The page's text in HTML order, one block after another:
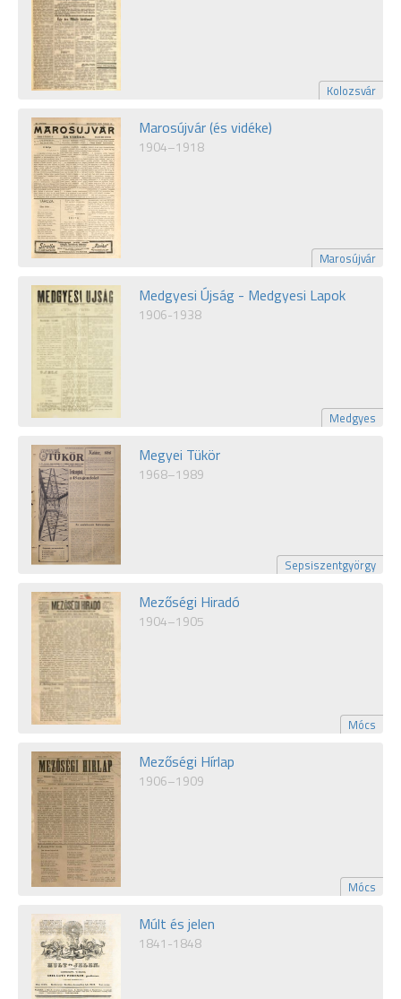
Kolozsvár
Marosújvár (és vidéke)
1904–1918
Marosújvár
Medgyesi Újság - Medgyesi Lapok
1906-1938
Medgyes
Megyei Tükör
1968–1989
Sepsiszentgyörgy
Mezőségi Hiradó
1904–1905
Mócs
Mezőségi Hírlap
1906–1909
Mócs
Múlt és jelen
1841-1848